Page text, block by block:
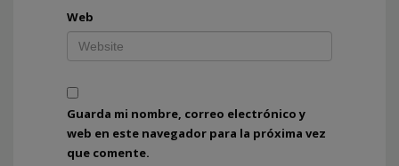
Web
Guarda mi nombre, correo electrónico y
web en este navegador para la próxima vez
que comente.